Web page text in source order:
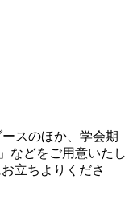
スのほか、学会期
などをご用意いたし
立ちよりくださ